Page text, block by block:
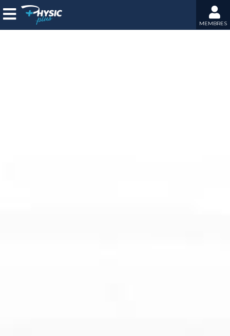
MEMBRES